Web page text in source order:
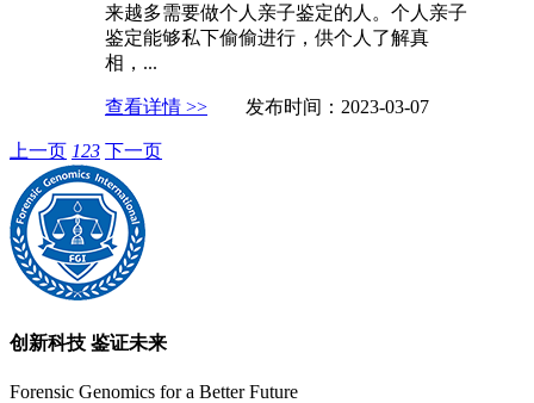
来越多需要做个人亲子鉴定的人。个人亲子
鉴定能够私下偷偷进行，供个人了解真
相，...
查看详情 >> 发布时间：2023-03-07
上一页 123 下一页
创新科技 鉴证未来
Forensic Genomics for a Better Future